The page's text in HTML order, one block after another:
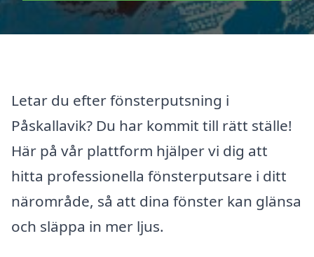
Letar du efter fönsterputsning i
Påskallavik? Du har kommit till rätt ställe!
Här på vår plattform hjälper vi dig att
hitta professionella fönsterputsare i ditt
närområde, så att dina fönster kan glänsa
och släppa in mer ljus.